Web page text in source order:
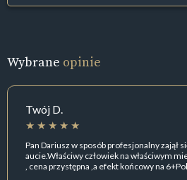
Wybrane opinie
Twój D.
Pan Dariusz w sposób profesjonalny zajął
aucie.Właściwy człowiek na właściwym
, cena przystępna ,a efekt końcowy na